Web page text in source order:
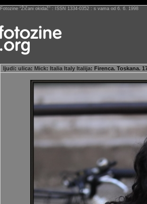
Fotozine “Žičani okidač” : ISSN 1334-0352 : s vama od 6. 6. 1998
ljudi: ulica: Mick: Italia Italy Italija: Firenca. Toskana.